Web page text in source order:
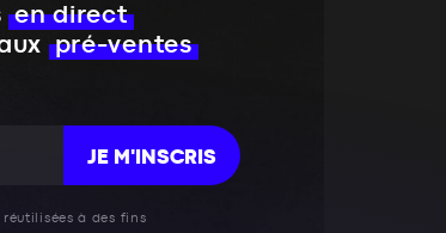
en direct
pré-ventes
JE M'INSCRIS
à des fins